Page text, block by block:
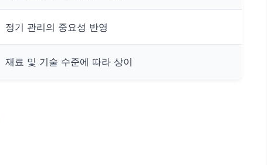
정기 관리의 중요성 반영
재료 및 기술 수준에 따라 상이